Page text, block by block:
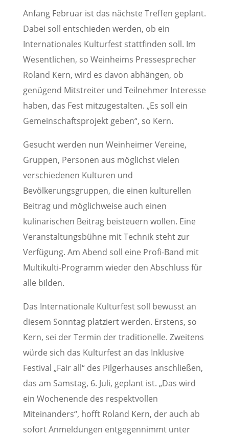
Anfang Februar ist das nächste Treffen geplant.
Dabei soll entschieden werden, ob ein
Internationales Kulturfest stattfinden soll. Im
Wesentlichen, so Weinheims Pressesprecher
Roland Kern, wird es davon abhängen, ob
genügend Mitstreiter und Teilnehmer Interesse
haben, das Fest mitzugestalten. „Es soll ein
Gemeinschaftsprojekt geben“, so Kern.
Gesucht werden nun Weinheimer Vereine,
Gruppen, Personen aus möglichst vielen
verschiedenen Kulturen und
Bevölkerungsgruppen, die einen kulturellen
Beitrag und möglichweise auch einen
kulinarischen Beitrag beisteuern wollen. Eine
Veranstaltungsbühne mit Technik steht zur
Verfügung. Am Abend soll eine Profi-Band mit
Multikulti-Programm wieder den Abschluss für
alle bilden.
Das Internationale Kulturfest soll bewusst an
diesem Sonntag platziert werden. Erstens, so
Kern, sei der Termin der traditionelle. Zweitens
würde sich das Kulturfest an das Inklusive
Festival „Fair all“ des Pilgerhauses anschließen,
das am Samstag, 6. Juli, geplant ist. „Das wird
ein Wochenende des respektvollen
Miteinanders“, hofft Roland Kern, der auch ab
sofort Anmeldungen entgegennimmt unter